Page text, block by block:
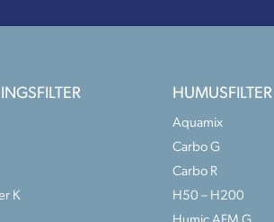
K
HUMUSFILTER
Aquamix
Carbo G
Carbo R
H50 – H200